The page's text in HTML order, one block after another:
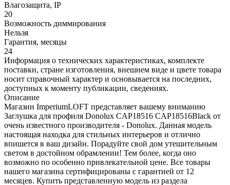
Влагозащита, IP
20
Возможность диммирования
Нельзя
Гарантия, месяцы
24
Информация о технических характеристиках, комплекте
поставки, стране изготовления, внешнем виде и цвете товара
носит справочный характер и основывается на последних,
доступных к моменту публикации, сведениях.
Описание
Магазин ImperiumLOFT представляет вашему вниманию
Заглушка для профиля Donolux CAP18516 CAP18516Black от
очень известного производителя - Donolux. Данная модель
настоящая находка для стильных интерьеров и отлично
впишется в ваш дизайн. Порадуйте свой дом утешительным
светом в достойном обрамлении! Тем более, когда оно
возможно по особенно привлекательной цене. Все товары
нашего магазина сертифицированы с гарантией от 12
месяцев. Купить представленную модель из раздела